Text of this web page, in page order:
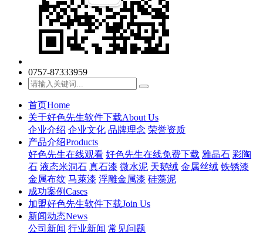
0757-87333959
首页Home
关于好色先生软件下载About Us
企业介绍 企业文化 品牌理念 荣誉资质
产品介绍Products
好色先生在线观看 好色先生在线免费下载 雅晶石 彩陶
石 液态米洞石 真石漆 微水泥 天鹅绒 金属丝绒 铁锈漆
金属布纹 马萊漆 浮雕金属漆 硅藻泥
成功案例Cases
加盟好色先生软件下载Join Us
新闻动态News
公司新闻 行业新闻 常见问题